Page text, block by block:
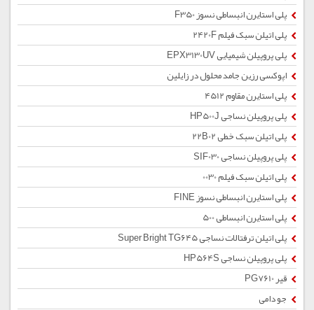
پلی استایرن انبساطی نسوز F350
پلی اتیلن سبک فیلم 2420F
پلی پروپیلن شیمیایی EPX3130UV
اپوکسی رزین جامد محلول در زایلین
پلی استایرن مقاوم 4512
پلی پروپیلن نساجی HP500J
پلی اتیلن سبک خطی 22B02
پلی پروپیلن نساجی SIF030
پلی اتیلن سبک فیلم 0030
پلی استایرن انبساطی نسوز FINE
پلی استایرن انبساطی 500
پلی اتیلن ترفتالات نساجی Super Bright TG645
پلی پروپیلن نساجی HP564S
قیر PG7610
جو دامی